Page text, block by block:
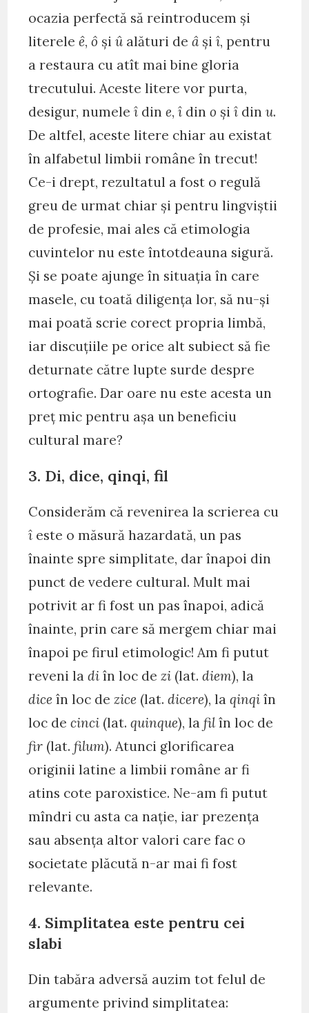
ocazia perfectă să reintroducem și
litereleê,ô șiû alături deâșiî, pentru
a restaura cu atît mai bine gloria
trecutului. Aceste litere vor purta,
desigur, numeleî dine,î dino șiî dinu.
De altfel, aceste litere chiar au existat
în alfabetul limbii române în trecut!
Ce-i drept, rezultatul a fost o regulă
greu de urmat chiar și pentru lingviștii
de profesie, mai ales că etimologia
cuvintelor nu este întotdeauna sigură.
Și se poate ajunge în situația în care
masele, cu toată diligența lor, să nu-și
mai poată scrie corect propria limbă,
iar discuțiile pe orice alt subiect să fie
deturnate către lupte surde despre
ortografie. Dar oare nu este acesta un
preț mic pentru așa un beneficiu
cultural mare?
3. Di, dice, qinqi, fil
Considerăm că revenirea la scrierea cu
î este o măsură hazardată, un pas
înainte spre simplitate, dar înapoi din
punct de vedere cultural. Mult mai
potrivit ar fi fost un pas înapoi, adică
înainte, prin care să mergem chiar mai
înapoi pe firul etimologic! Am fi putut
reveni ladi în loc dezi (lat.diem), la
dice în loc dezice (lat.dicere), laqinqi în
loc decinci (lat.quinque), lafil în loc de
fir (lat.filum). Atunci glorificarea
originii latine a limbii române ar fi
atins cote paroxistice. Ne-am fi putut
mîndri cu asta ca nație, iar prezența
sau absența altor valori care fac o
societate plăcută n-ar mai fi fost
relevante.
4. Simplitatea este pentru cei
slabi
Din tabăra adversă auzim tot felul de
argumente privind simplitatea: